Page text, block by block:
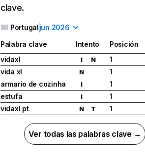
clave.
Portugaljun 2026
Palabra clave Intento
Posición
vidaxl
I N
1
vida xl
N
1
armario de cozinha
I
1
estufa
I
1
vidaxl pt
N T 1
Ver todas las palabras clave →